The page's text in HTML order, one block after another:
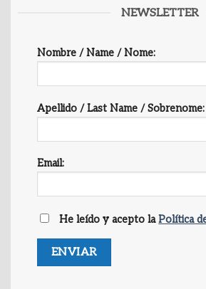
NEWSLETTER
Nombre / Name / Nome:
Apellido / Last Name / Sobrenome:
Email:
He leído y acepto laPolítica